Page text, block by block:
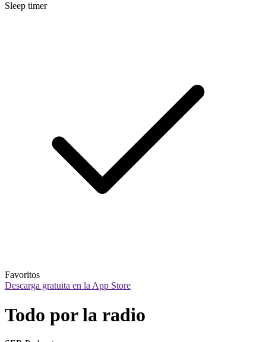
Sleep timer
Favoritos
Descarga gratuita en la App Store
Todo por la radio